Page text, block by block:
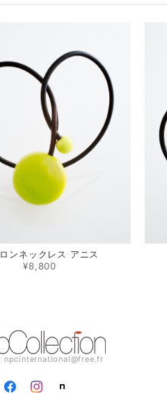
ンネックレス アニス
¥8,800
npcinternational@free.fr